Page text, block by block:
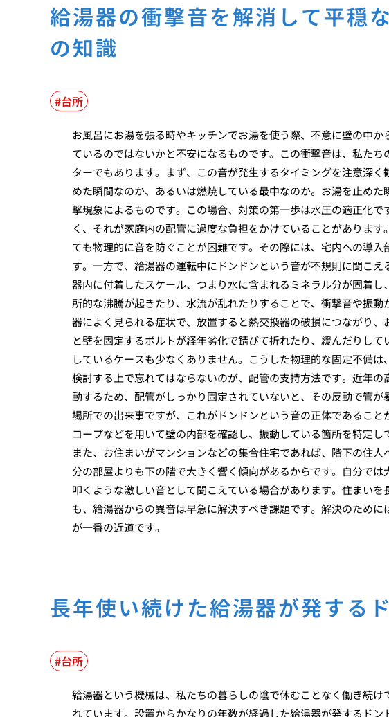
給湯器の衝撃音を解消して平穏
の知識
台所
お風呂にお湯を張る時やキッチンでお湯を使う際、不意に壁の中
ているのではないかと不安になるものです。この衝撃音は、私た
ターでもあります。まず、この音が発生するタイミングを注意深
めた瞬間なのか、あるいは燃焼している最中なのか。お湯を止め
撃現象によるものです。この場合、対策の第一歩は水圧の適正化
く、それが家庭内の配管に過度な負担をかけていることがありま
ても物理的に音を防ぐことが困難です。その際には、宅内への導
す。一方で、給湯器の運転中にドンドンという音が不規則に聞こ
器内に付着したスケール、つまり水に含まれるミネラル分が固着
所的な沸騰が起きたり、水流が乱れたりすることで、衝撃音や振
器によく見られる症状で、放置すると熱交換器の破損につながり
と壁を固定するボルトが経年劣化で錆びて折れたり、緩んだりし
しているケースも少なくありません。こうした物理的な固定不備
検討する上で忘れてはならないのが、配管の支持方法です。近年
動するため、配管がしっかり固定されていないと、その反動で管
場所での出来事ですが、これがドンドンという音の正体であるこ
コープなどを用いて壁の内部を確認し、振動している箇所を特定し
また、お住まいがマンションなどの集合住宅であれば、階下の住
分の部屋よりも下の階で大きく響く傾向があるからです。自分で
叩くような激しい音として聞こえている場合があります。住まい
も、給湯器からの異音は早急に解決すべき課題です。解決のため
が一番の近道です。
長年使い続けた給湯器が発する
台所
給湯器という機械は、私たちの暮らしの陰で休むことなく働き続
れています。設置からかなりの年数が経過した給湯器が発するド